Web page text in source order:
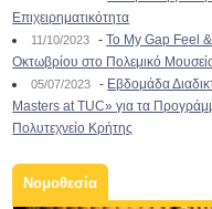
Επιχειρηματικότητα
11/10/2023 -To My Gap Feel
Οκτωβρίου στο Πολεμικό
05/07/2023 - Εβδομάδα
Masters at TUC» για τα
Πολυτεχνείο Κρήτης
Νομοθεσία